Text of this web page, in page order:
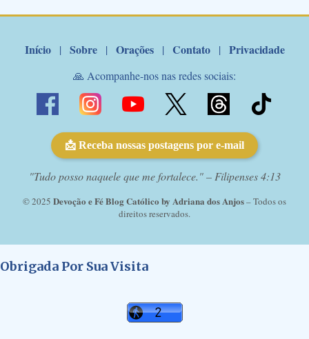
Início | Sobre | Orações | Contato | Privacidade
🙏 Acompanhe-nos nas redes sociais:
📩 Receba nossas postagens por e-mail
"Tudo posso naquele que me fortalece." – Filipenses 4:13
© 2025 Devoção e Fé Blog Católico by Adriana dos Anjos– Todos os
direitos reservados.
Obrigada Por Sua Visita